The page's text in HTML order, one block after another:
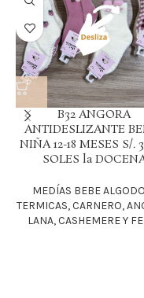
B32 ANGORA
ANTIDESLIZANTE
NIÑA 12-18 MESES S/.
SOLES la
MEDÍAS BEBE
TERMICAS, CARNERO,
LANA, CASHEMERE Y